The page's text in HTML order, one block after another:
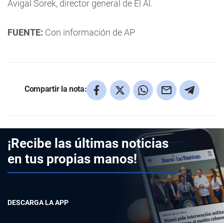
Avigal Sorek, director general de El Al.
FUENTE: Con información de AP
Compartir la nota:
¡Recibe las últimas noticias
en tus propias manos!
DESCARGA LA APP